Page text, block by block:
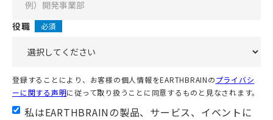
役職 必須
登録することにより、お客様の個人情報をEARTHBRAINのプライバシ
ーに関する声明に従って取り扱うことに同意するものと見なされます。
私はEARTHBRAINの製品、サービス、イベントに